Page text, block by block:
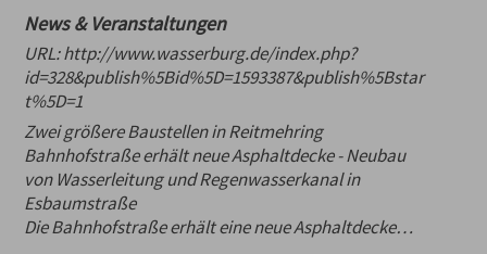
News & Veranstaltungen
URL:http://www.wasserburg.de/index.php?
id=328&publish%5Bid%5D=1593387&publish%5Bstar
t%5D=1
Zwei größere Baustellen in Reitmehring
Bahnhofstraße erhält neue Asphaltdecke - Neubau
von Wasserleitung und Regenwasserkanal in
Esbaumstraße
Die Bahnhofstraße erhält eine neue Asphaltdecke…